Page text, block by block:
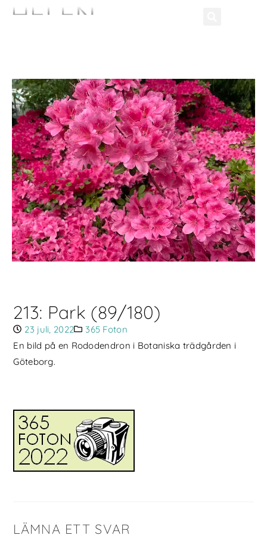
213: Park (89/180)
23 juli, 2022
365 Foton
En bild på en Rododendron i Botaniska trädgården i
Göteborg.
LÄMNA ETT SVAR